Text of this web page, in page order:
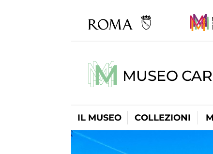
MUSEO
IL MUSEO COLLEZIONI